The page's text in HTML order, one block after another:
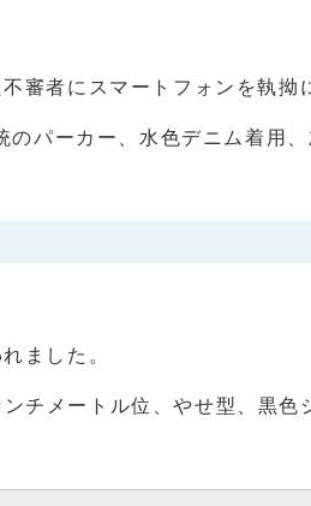
審者にスマートフォンを執拗
パーカー、水色デニム着用
ました。
メートル位、やせ型、黒色